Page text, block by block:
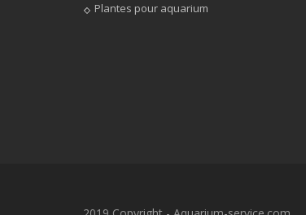
Plantes pour aquarium